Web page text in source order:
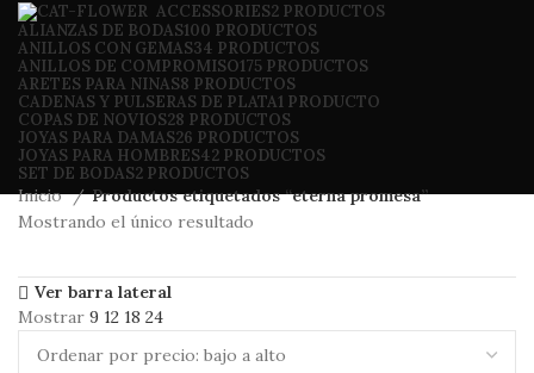
ACCESSORIES2 PRODUCTOS
ALIANZAS DE BODAS100 PRODUCTOS
ANILLOS CON GEMAS34 PRODUCTOS
ANILLOS DE COMPROMISO175 PRODUCTOS
ARETES PARA NINAS8 PRODUCTOS
CADENAS Y PULSERAS DE PLATA1 PRODUCTO
COPAS DE NOVIOS28 PRODUCTOS
JOYAS PARA DAMAS26 PRODUCTOS
JOYAS PARA HOMBRES42 PRODUCTOS
SET DE BODAS2 PRODUCTOS
Inicio
Productos etiquetados “eterna promesa”
Mostrando el único resultado
Ver barra lateral
Mostrar 9 12 18 24